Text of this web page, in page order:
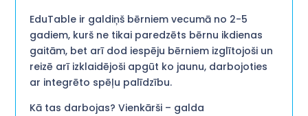
EduTable ir galdiņš bērniem vecumā no 2-5
gadiem, kurš ne tikai paredzēts bērnu ikdienas
gaitām, bet arī dod iespēju bērniem izglītojoši un
reizē arī izklaidējoši apgūt ko jaunu, darbojoties
ar integrēto spēļu palīdzību.
Kā tas darbojas? Vienkārši – galda